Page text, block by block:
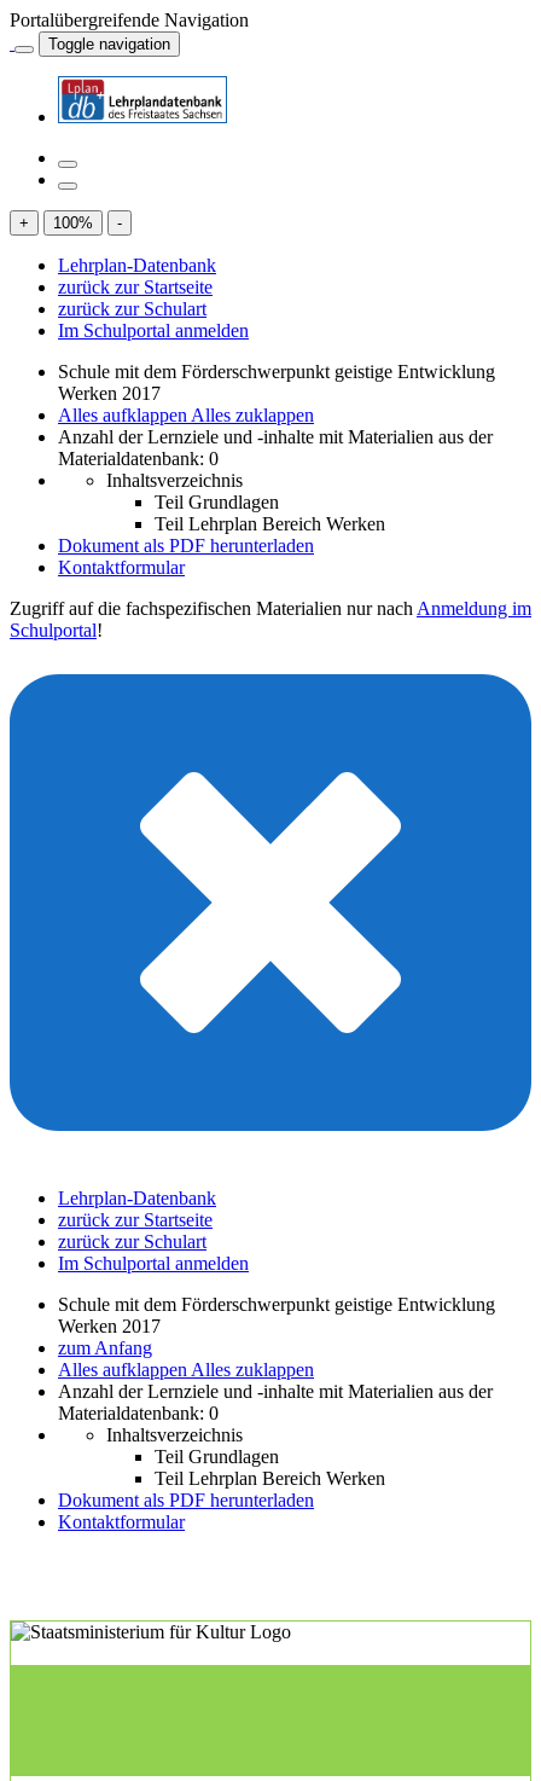
Portalübergreifende Navigation
Toggle navigation
+ 100% -
Lehrplan-Datenbank
zurück zur Startseite
zurück zur Schulart
Im Schulportal anmelden
Schule mit dem Förderschwerpunkt geistige Entwicklung
Werken 2017
Alles aufklappen Alles zuklappen
Anzahl der Lernziele und -inhalte mit Materialien aus der
Materialdatenbank: 0
Inhaltsverzeichnis
Teil Grundlagen
Teil Lehrplan Bereich Werken
Dokument als PDF herunterladen
Kontaktformular
Zugriff auf die fachspezifischen Materialien nur nach Anmeldung im
Schulportal!
Lehrplan-Datenbank
zurück zur Startseite
zurück zur Schulart
Im Schulportal anmelden
Schule mit dem Förderschwerpunkt geistige Entwicklung
Werken 2017
zum Anfang
Alles aufklappen Alles zuklappen
Anzahl der Lernziele und -inhalte mit Materialien aus der
Materialdatenbank: 0
Inhaltsverzeichnis
Teil Grundlagen
Teil Lehrplan Bereich Werken
Dokument als PDF herunterladen
Kontaktformular